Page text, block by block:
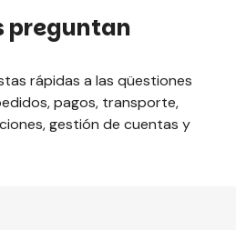
preguntan
rápidas a las qüestiones
pagos, transporte,
gestión de cuentas y